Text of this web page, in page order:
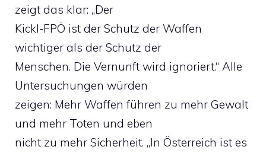
zeigt das klar: „Der
Kickl-FPÖ ist der Schutz der Waffen
wichtiger als der Schutz der
Menschen. Die Vernunft wird ignoriert.“ Alle
Untersuchungen würden
zeigen: Mehr Waffen führen zu mehr Gewalt
und mehr Toten und eben
nicht zu mehr Sicherheit. „In Österreich ist es